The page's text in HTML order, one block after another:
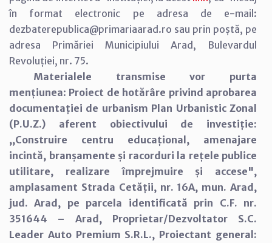
în format electronic pe adresa de e-mail:
dezbaterepublica@primariaarad.ro sau prin poștă, pe
adresa Primăriei Municipiului Arad, Bulevardul
Revoluției, nr. 75.
Materialele transmise vor purta
mențiunea: Proiect de hotărâre privind aprobarea
documentației de urbanism Plan Urbanistic Zonal
(P.U.Z.) aferent obiectivului de investiție:
,,Construire centru educațional, amenajare
incintă, branșamente și racorduri la rețele publice
utilitare, realizare împrejmuire și accese",
amplasament Strada Cetății, nr. 16A, mun. Arad,
jud. Arad, pe parcela identificată prin C.F. nr.
351644 – Arad, Proprietar/Dezvoltator S.C.
Leader Auto Premium S.R.L., Proiectant general: